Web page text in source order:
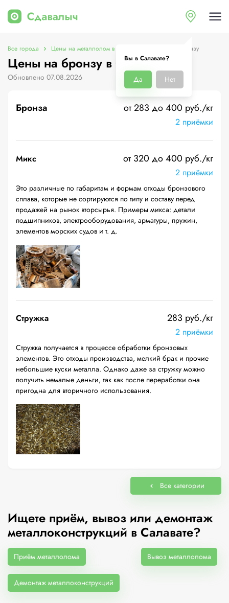
Вы в Салавате?
Да Нет
Все города Цены на металлолом в Салавате Цены на бронзу
Цены на бронзу в Салавате
Обновлено 07.08.2026
Бронза от 283 до 400 руб./кг
2 приёмки
Микс от 320 до 400 руб./кг
2 приёмки
Это различные по габаритам и формам отходы бронзового
сплава, которые не сортируются по типу и составу перед
продажей на рынок вторсырья. Примеры микса: детали
подшипников, электрооборудования, арматуры, пружин,
элементов морских судов и т. д.
Стружка 283 руб./кг
2 приёмки
Стружка получается в процессе обработки бронзовых
элементов. Это отходы производства, мелкий брак и прочие
небольшие куски металла. Однако даже за стружку можно
получить немалые деньги, так как после переработки она
пригодна для вторичного использования.
Все категории
Ищете приём, вывоз или демонтаж
металлоконструкций в Салавате?
Приём металлолома Вывоз металлолома
Демонтаж металлоконструкций